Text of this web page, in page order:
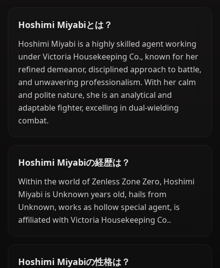
Hoshimi Miyabiとは？
Hoshimi Miyabi is a highly skilled agent working
under Victoria Housekeeping Co., known for her
refined demeanor, disciplined approach to battle,
and unwavering professionalism. With her calm
and polite nature, she is an analytical and
adaptable fighter, excelling in dual-wielding
combat.
Hoshimi Miyabiの経歴は？
Within the world of Zenless Zone Zero, Hoshimi
Miyabi is Unknown years old, hails from
Unknown, works as hollow special agent, is
affiliated with Victoria Housekeeping Co..
Hoshimi Miyabiの性格は？